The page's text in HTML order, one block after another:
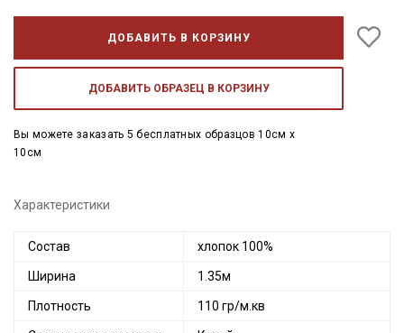
ДОБАВИТЬ В КОРЗИНУ
ДОБАВИТЬ ОБРАЗЕЦ В КОРЗИНУ
Вы можете заказать 5 бесплатных образцов 10см x
10см
Характеристики
Состав хлопок 100%
Ширина 1.35м
Плотность 110 гр/м.кв